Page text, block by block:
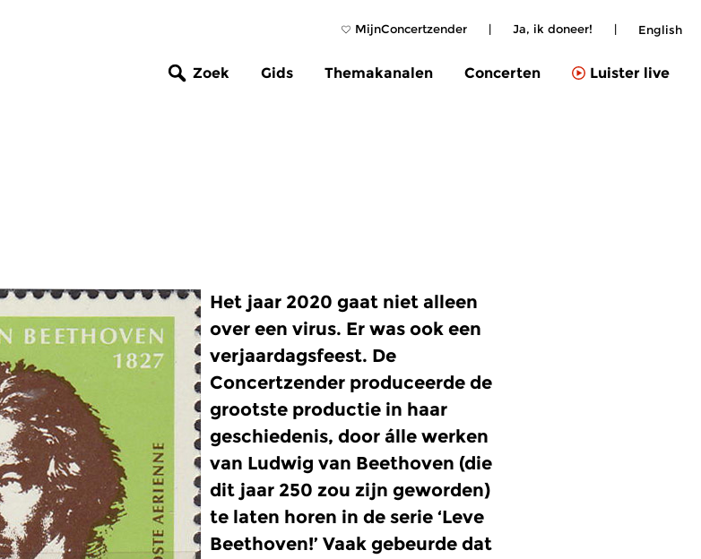
MijnConcertzender | Ja, ik doneer! | English
Zoek Gids Themakanalen Concerten Luister live
Het jaar 2020 gaat niet alleen
over een virus. Er was ook een
verjaardagsfeest. De
Concertzender produceerde de
grootste productie in haar
geschiedenis, door álle werken
van Ludwig van Beethoven (die
dit jaar 250 zou zijn geworden)
te laten horen in de serie ‘Leve
Beethoven!’ Vaak gebeurde dat